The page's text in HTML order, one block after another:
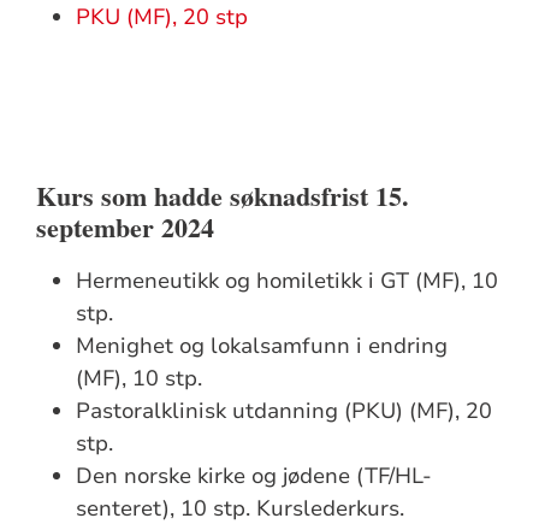
PKU (MF), 20 stp
Kurs som hadde søknadsfrist 15.
september 2024
Hermeneutikk og homiletikk i GT (MF), 10
stp.
Menighet og lokalsamfunn i endring
(MF), 10 stp.
Pastoralklinisk utdanning (PKU) (MF), 20
stp.
Den norske kirke og jødene (TF/HL-
senteret), 10 stp. Kurslederkurs.